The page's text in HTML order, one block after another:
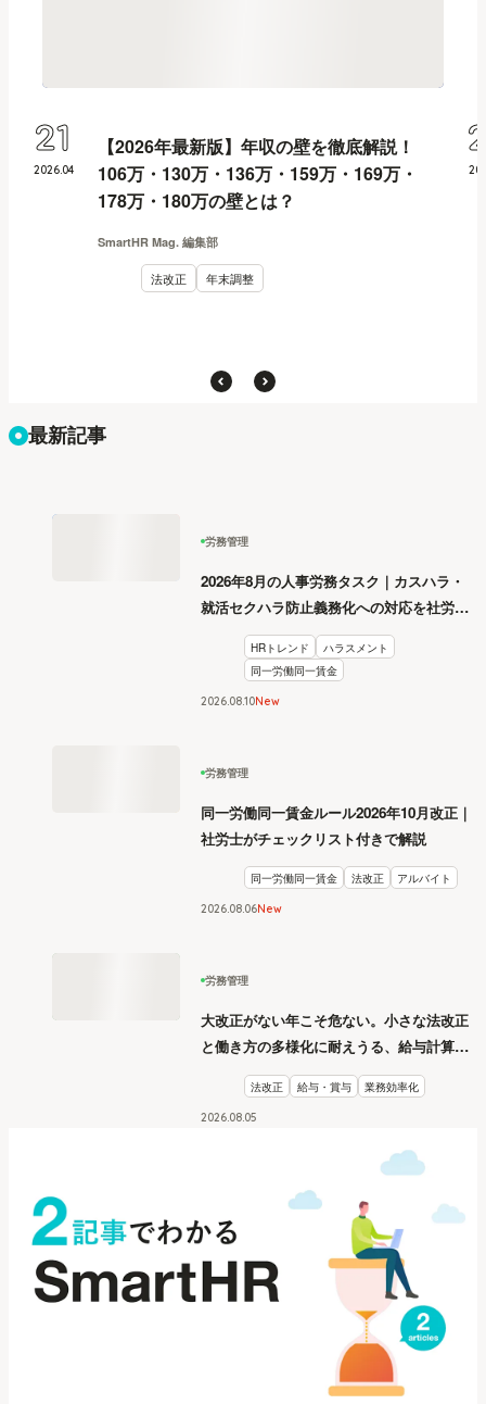
【2026年最新版】年収の壁を徹底解説！
106万・130万・136万・159万・169万・
178万・180万の壁とは？
SmartHR Mag. 編集部
法改正 年末調整
2026. 04
21
最新記事
労務管理
2026年8月の人事労務タスク｜カスハラ・
就活セクハラ防止義務化への対応を社労士
HRトレンド
ハラスメント
同一労働同一賃金
2026.0810New
労務管理
同一労働同一賃金ルール2026年10月改正｜
社労士がチェックリスト付きで解説
同一労働同一賃金 法改正 アルバイト
2026.08 06New
労務管理
大改正がない年こそ危ない。小さな法改正
と働き方の多様化に耐えうる、給与計算と
リスク管理
法改正 給与・賞与 業務効率化
2026.08 05